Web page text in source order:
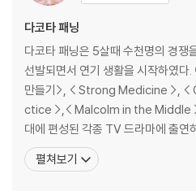
다코타 패닝
다코타 패닝은 5살때 수천명의 경쟁
선발되면서 연기 생활을 시작하였다
만들기>, < Strong Medicine >, <
ctice >,< Malcolm in the Middle
대에 편성된 각종 TV 드라마에 출연하기도 하였
는 <톰 캣>가 있다. <아이 엠 샘>에
았다. 곧 개봉될 리즈 위더스푼 주
펼쳐보기